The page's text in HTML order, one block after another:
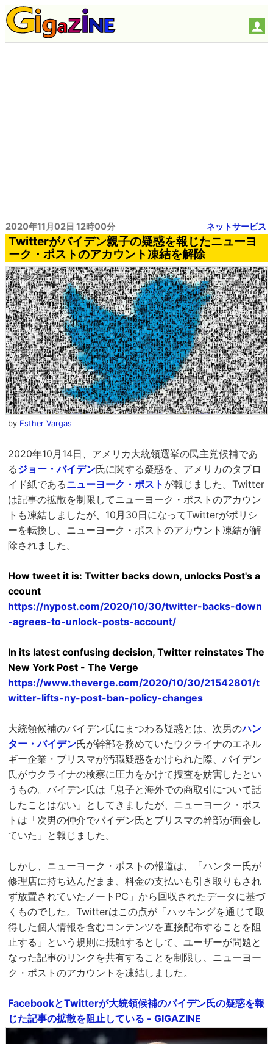
2020年11月02日 12時00分 ネットサービス
Twitterがバイデン親子の疑惑を報じたニューヨ
ーク・ポストのアカウント凍結を解除
by Esther Vargas
2020年10月14日、アメリカ大統領選挙の民主党候補であ
るジョー・バイデン氏に関する疑惑を、アメリカのタブロ
イド紙であるニューヨーク・ポスト が報じました。Twitter
は記事の拡散を制限してニューヨーク・ポストのアカウン
トも凍結しましたが、10月30日になってTwitterがポリシ
ーを転換し、ニューヨーク・ポストのアカウント凍結が解
除されました。
How tweet it is: Twitter backs down, unlocks Post's a
ccount
https://nypost.com/2020/10/30/twitter-backs-down
-agrees-to-unlock-posts-account/
In its latest confusing decision, Twitter reinstates The
New York Post - The Verge
https://www.theverge.com/2020/10/30/21542801/t
witter-lifts-ny-post-ban-policy-changes
大統領候補のバイデン氏にまつわる疑惑とは、次男のハン
ター・バイデン氏が幹部を務めていたウクライナのエネル
ギー企業・ブリスマが汚職疑惑をかけられた際、バイデン
氏がウクライナの検察に圧力をかけて捜査を妨害したとい
うもの。バイデン氏は「息子と海外での商取引について話
したことはない」としてきましたが、ニューヨーク・ポス
トは「次男の仲介でバイデン氏とブリスマの幹部が面会し
ていた」と報じました。
しかし、ニューヨーク・ポストの報道は、「ハンター氏が
修理店に持ち込んだまま、料金の支払いも引き取りもされ
ず放置されていたノートPC」から回収されたデータに基づ
くものでした。Twitterはこの点が「ハッキングを通じて取
得した個人情報を含むコンテンツを直接配布することを阻
止する」という規則に抵触するとして、ユーザーが問題と
なった記事のリンクを共有することを制限し、ニューヨー
ク・ポストのアカウントを凍結しました。
FacebookとTwitterが大統領候補のバイデン氏の疑惑を報
じた記事の拡散を阻止している - GIGAZINE